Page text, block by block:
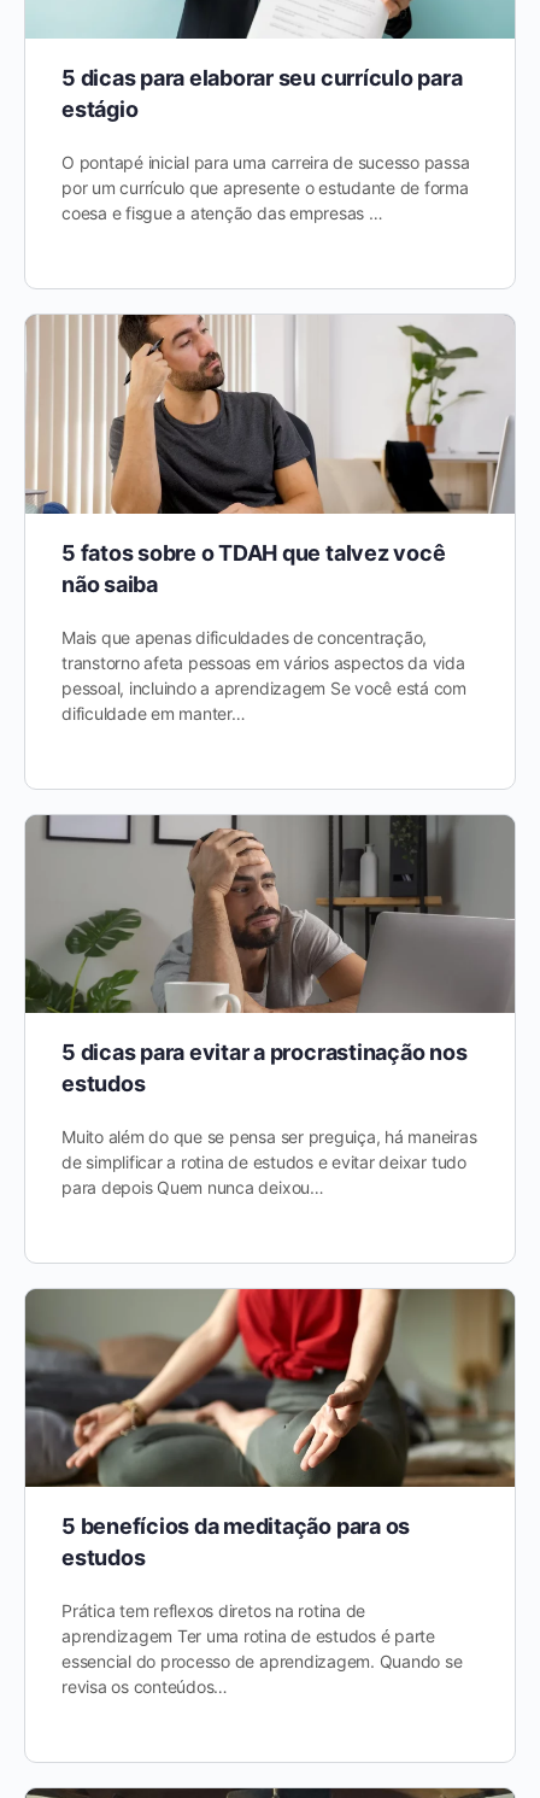
5 dicas para elaborar seu currículo para
estágio
O pontapé inicial para uma carreira de sucesso passa
por um currículo que apresente o estudante de forma
coesa e fisgue a atenção das empresas …
5 fatos sobre o TDAH que talvez você
não saiba
Mais que apenas dificuldades de concentração,
transtorno afeta pessoas em vários aspectos da vida
pessoal, incluindo a aprendizagem Se você está com
dificuldade em manter…
5 dicas para evitar a procrastinação nos
estudos
Muito além do que se pensa ser preguiça, há maneiras
de simplificar a rotina de estudos e evitar deixar tudo
para depois Quem nunca deixou…
5 benefícios da meditação para os
estudos
Prática tem reflexos diretos na rotina de
aprendizagem Ter uma rotina de estudos é parte
essencial do processo de aprendizagem. Quando se
revisa os conteúdos…